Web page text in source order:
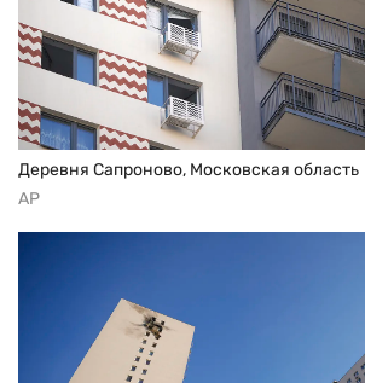
Деревня Сапроново, Московская область
AP